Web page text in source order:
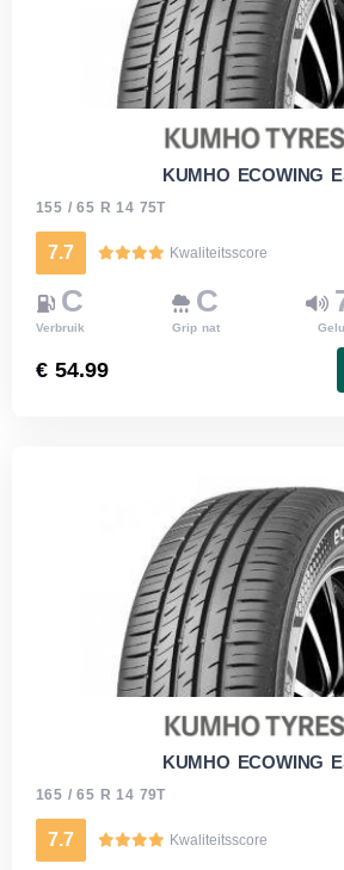
KUMHO ECOWING
155 / 65 R 14 75T
7.7 Kwaliteitsscore
C
Verbruik
C
Grip nat
€ 54.99
KUMHO ECOWING
165 / 65 R 14 79T
7.7 Kwaliteitsscore